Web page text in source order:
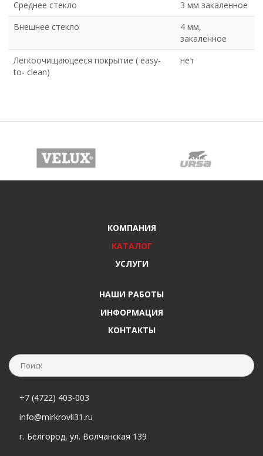
Среднее стекло
3 мм закаленное
Внешнее стекло
4 мм,
закаленное
Легкоочищаюцееся покрытие ( easy-
to- clean)
нет
КОМПАНИЯ
КАТАЛОГ
УСЛУГИ
НАШИ РАБОТЫ
ИНФОРМАЦИЯ
КОНТАКТЫ
+7 (4722) 403-003
info@mirkrovli31.ru
г. Белгород, ул. Волчанская 139